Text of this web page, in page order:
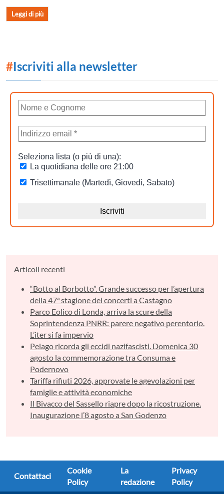
Leggi di più
#Iscriviti alla newsletter
Articoli recenti
“Botto al Borbotto”. Grande successo per l’apertura
della 47ª stagione dei concerti a Castagno
Parco Eolico di Londa, arriva la scure della
Soprintendenza PNRR: parere negativo perentorio.
L’iter si fa impervio
Pelago ricorda gli eccidi nazifascisti. Domenica 30
agosto la commemorazione tra Consuma e
Podernovo
Tariffa rifiuti 2026, approvate le agevolazioni per
famiglie e attività economiche
Il Bivacco del Sassello riapre dopo la ricostruzione.
Inaugurazione l’8 agosto a San Godenzo
Contattaci
Cookie
Policy
La
redazione
Privacy
Policy